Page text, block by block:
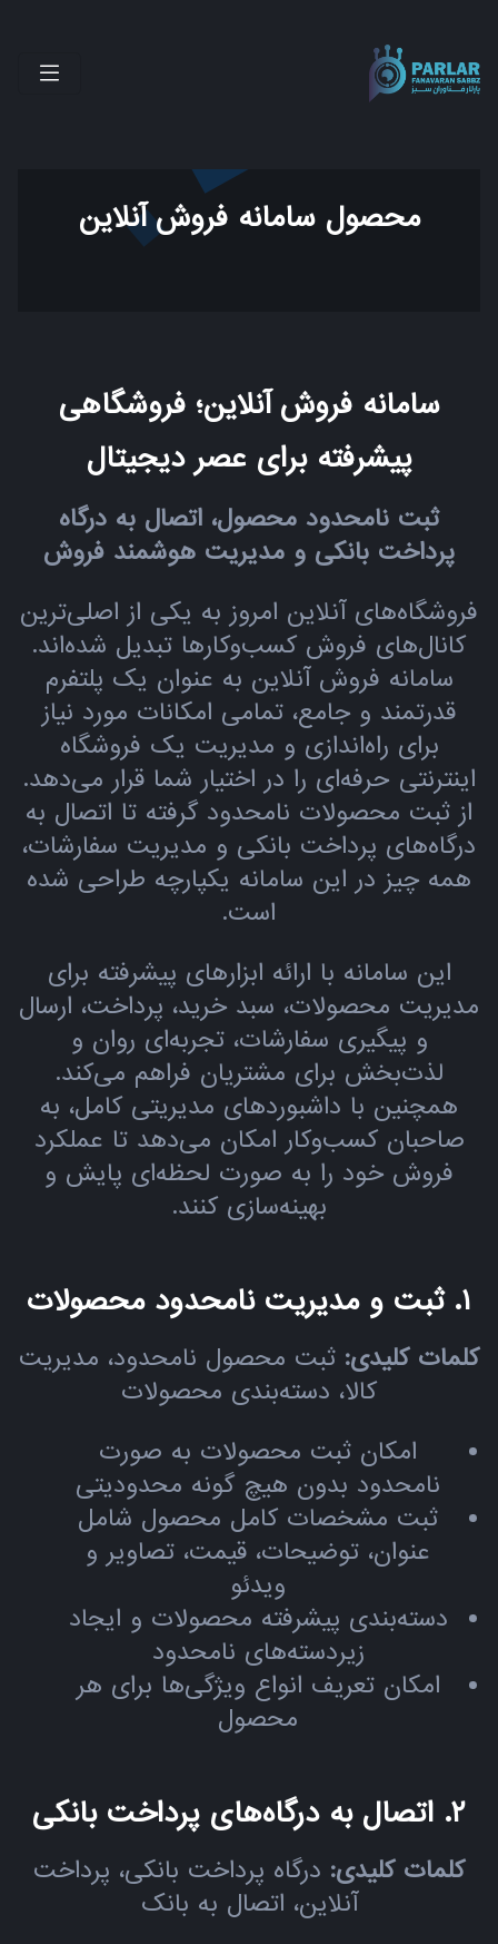
محصول سامانه فروش آنلاین
سامانه فروش آنلاین؛ فروشگاهی
پیشرفته برای عصر دیجیتال
ثبت نامحدود محصول، اتصال به درگاه
پرداخت بانکی و مدیریت هوشمند فروش
فروشگاه‌های آنلاین امروز به یکی از اصلی‌ترین
کانال‌های فروش کسب‌وکارها تبدیل شده‌اند.
سامانه فروش آنلاین به عنوان یک پلتفرم
قدرتمند و جامع، تمامی امکانات مورد نیاز
برای راه‌اندازی و مدیریت یک فروشگاه
اینترنتی حرفه‌ای را در اختیار شما قرار می‌دهد.
از ثبت محصولات نامحدود گرفته تا اتصال به
درگاه‌های پرداخت بانکی و مدیریت سفارشات،
همه چیز در این سامانه یکپارچه طراحی شده
است.
این سامانه با ارائه ابزارهای پیشرفته برای
مدیریت محصولات، سبد خرید، پرداخت، ارسال
و پیگیری سفارشات، تجربه‌ای روان و
لذت‌بخش برای مشتریان فراهم می‌کند.
همچنین با داشبوردهای مدیریتی کامل، به
صاحبان کسب‌وکار امکان می‌دهد تا عملکرد
فروش خود را به صورت لحظه‌ای پایش و
بهینه‌سازی کنند.
۱. ثبت و مدیریت نامحدود محصولات
کلمات کلیدی: ثبت محصول نامحدود، مدیریت
کالا، دسته‌بندی محصولات
امکان ثبت محصولات به صورت
نامحدود بدون هیچ گونه محدودیتی
ثبت مشخصات کامل محصول شامل
عنوان، توضیحات، قیمت، تصاویر و
ویدئو
دسته‌بندی پیشرفته محصولات و ایجاد
زیردسته‌های نامحدود
امکان تعریف انواع ویژگی‌ها برای هر
محصول
۲. اتصال به درگاه‌های پرداخت بانکی
کلمات کلیدی: درگاه پرداخت بانکی، پرداخت
آنلاین، اتصال به بانک